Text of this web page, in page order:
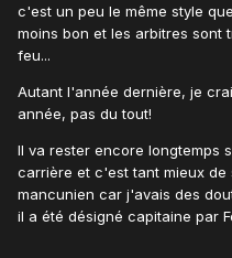
c'est un peu le même style
moins bon et les arbitres sont
feu...
Autant l'année dernière, je
année, pas du tout!
Il va rester encore longtemps
carrière et c'est tant mieux
mancunien car j'avais des
il a été désigné capitaine par